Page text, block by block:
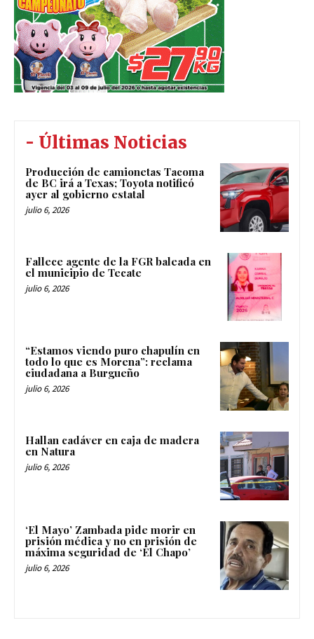
- Últimas Noticias
Producción de camionetas Tacoma
de BC irá a Texas; Toyota notificó
ayer al gobierno estatal
julio 6, 2026
Fallece agente de la FGR baleada en
el municipio de Tecate
julio 6, 2026
“Estamos viendo puro chapulín en
todo lo que es Morena”: reclama
ciudadana a Burgueño
julio 6, 2026
Hallan cadáver en caja de madera
en Natura
julio 6, 2026
‘El Mayo’ Zambada pide morir en
prisión médica y no en prisión de
máxima seguridad de ‘El Chapo’
julio 6, 2026